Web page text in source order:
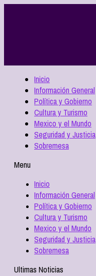
Inicio
Información General
Política y Gobierno
Cultura y Turismo
Mexico y el Mundo
Seguridad y Justicia
Sobremesa
Menu
Inicio
Información General
Política y Gobierno
Cultura y Turismo
Mexico y el Mundo
Seguridad y Justicia
Sobremesa
Ultimas Noticias